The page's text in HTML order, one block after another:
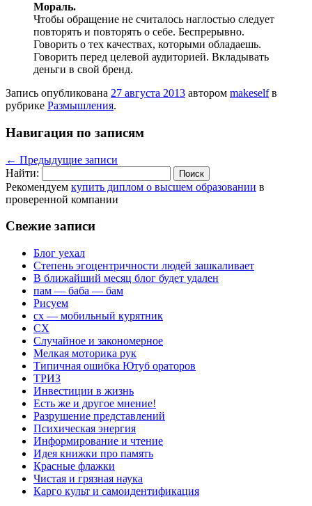
Мораль.
Чтобы обращение не считалось наглостью следует
повторять и повторять о себе. Беспрерывно.
Говорить о тех качествах, которыми обладаешь.
Говорить перед целевой аудиторией. Вкладывать
деньги в свой бренд.
Запись опубликована 27 августа 2013 автором makeselfв
рубрике Размышления.
Навигация по записям
← Предыдущие записи
Найти:
Рекомендуем купить диплом о высшем образовании в
проверенной компании
Свежие записи
Блог уехал
Степень эгоцентричности людей зашкаливает
В ближайший месяц блог будет удален
пам — баба — бам
Рисуем
сх — мобильный курятник
СХ
Случайное и закономерное
Мелкая моторика рук
Типичная ошибка Ютуб ораторов
ТРИЗ
Инвестиции в жизнь
Есть же и другое мнение!
Разрушение представлений
Психическая энергия
Информирование и чтение
Идея книжки про память
Красные флажки
Чистая и грязная наука
Карго культ и самоидентификация